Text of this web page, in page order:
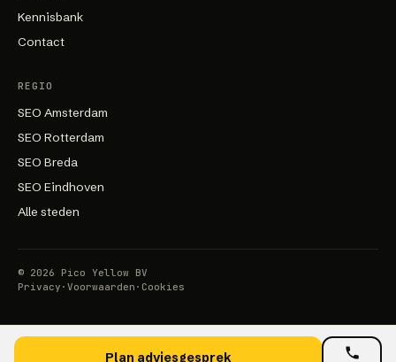
Kennisbank
Contact
REGIO
SEO Amsterdam
SEO Rotterdam
SEO Breda
SEO Eindhoven
Alle steden
© 2026
Pico Yellow BV
Privacy · Voorwaarden · Cookies
Plan adviesgesprek